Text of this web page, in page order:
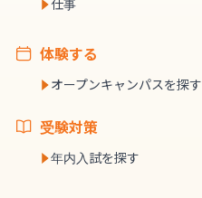
仕事
体験する
オープンキャンパスを探す
受験対策
年内入試を探す